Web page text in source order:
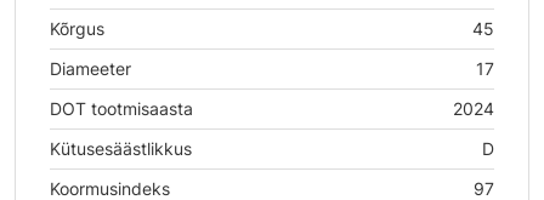
Kõrgus
45
Diameeter
17
DOT tootmisaasta
2024
Kütusesäästlikkus
D
Koormusindeks
97